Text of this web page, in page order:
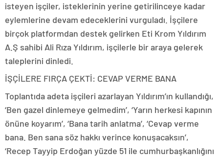
isteyen işçiler, isteklerinin yerine getirilinceye kadar
eylemlerine devam edeceklerini vurguladı. İşçilere
birçok platformdan destek gelirken Eti Krom Yıldırım
A.Ş sahibi Ali Rıza Yıldırım, işçilerle bir araya gelerek
taleplerini dinledi.
İŞÇİLERE FIRÇA ÇEKTİ: CEVAP VERME BANA
Toplantıda adeta işçileri azarlayan Yıldırım’ın kullandığı,
‘Ben gazel dinlemeye gelmedim’, ‘Yarın herkesi kapının
önüne koyarım’, ‘Bana tarih anlatma’, ‘Cevap verme
bana. Ben sana söz hakkı verince konuşacaksın’,
‘Recep Tayyip Erdoğan yüzde 51 ile cumhurbaşkanlığını